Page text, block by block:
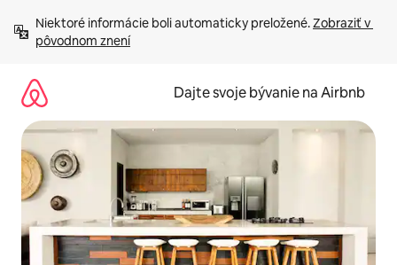
obsah.
Niektoré informácie boli automaticky preložené. Zobraziť v
pôvodnom znení
Dajte svoje bývanie na Airbnb